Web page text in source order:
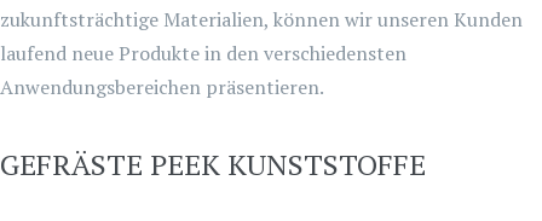
zukunftsträchtige Materialien, können wir unseren Kunden
laufend neue Produkte in den verschiedensten
Anwendungsbereichen präsentieren.
GEFRÄSTE PEEK KUNSTSTOFFE